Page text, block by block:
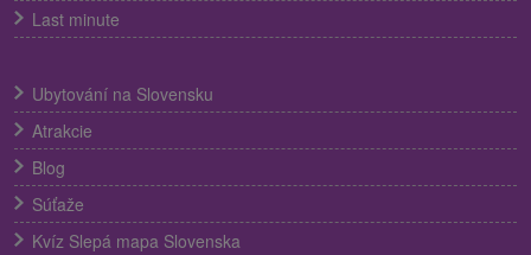
Last minute
Ubytování na Slovensku
Atrakcie
Blog
Súťaže
Kvíz Slepá mapa Slovenska